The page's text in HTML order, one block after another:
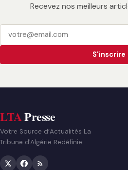
Recevez nos meilleurs
S'inscrire
LTAPresse
Votre Source d’Actualités La
Tribune d'Algérie Redéfinie